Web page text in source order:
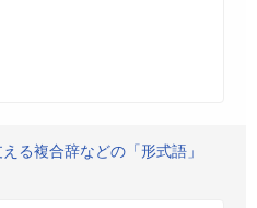
る複合辞などの「形式語」